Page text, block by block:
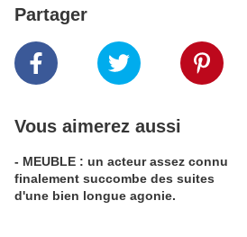
Partager
Vous aimerez aussi
- MEUBLE : un acteur assez connu
finalement succombe des suites
d'une bien longue agonie.